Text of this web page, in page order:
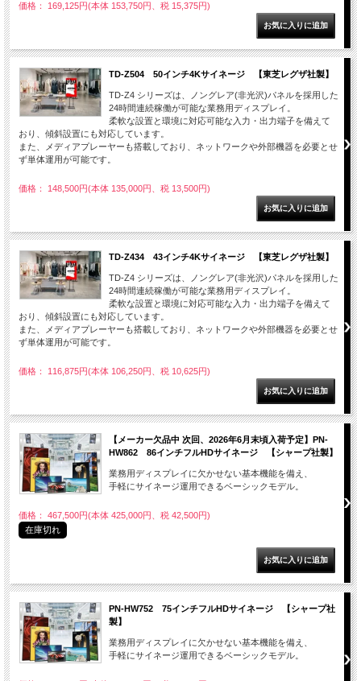
価格： 169,125円(本体 153,750円、税 15,375円)
TD-Z504 50インチ4Kサイネージ 【東芝レグザ社製】
TD-Z4 シリーズは、ノングレア(非光沢)パネルを採用した
24時間連続稼働が可能な業務用ディスプレイ。
柔軟な設置と環境に対応可能な入力・出力端子を備えて
おり、傾斜設置にも対応しています。
また、メディアプレーヤーも搭載しており、ネットワークや外部機器を必要とせ
ず単体運用が可能です。
価格： 148,500円(本体 135,000円、税 13,500円)
TD-Z434 43インチ4Kサイネージ 【東芝レグザ社製】
TD-Z4 シリーズは、ノングレア(非光沢)パネルを採用した
24時間連続稼働が可能な業務用ディスプレイ。
柔軟な設置と環境に対応可能な入力・出力端子を備えて
おり、傾斜設置にも対応しています。
また、メディアプレーヤーも搭載しており、ネットワークや外部機器を必要とせ
ず単体運用が可能です。
価格： 116,875円(本体 106,250円、税 10,625円)
【メーカー欠品中 次回、2026年6月末頃入荷予定】PN-
HW862 86インチフルHDサイネージ 【シャープ社製】
業務用ディスプレイに欠かせない基本機能を備え、
手軽にサイネージ運用できるベーシックモデル。
価格： 467,500円(本体 425,000円、税 42,500円)
在庫切れ
PN-HW752 75インチフルHDサイネージ 【シャープ社
製】
業務用ディスプレイに欠かせない基本機能を備え、
手軽にサイネージ運用できるベーシックモデル。